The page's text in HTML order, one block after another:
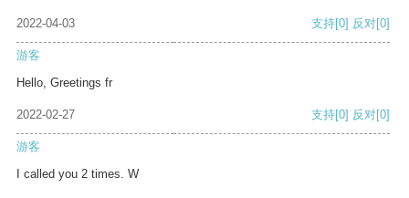
2022-04-03 支持[0] 反对[0]
游客
Hello, Greetings fr
2022-02-27 支持[0] 反对[0]
游客
I called you 2 times. W